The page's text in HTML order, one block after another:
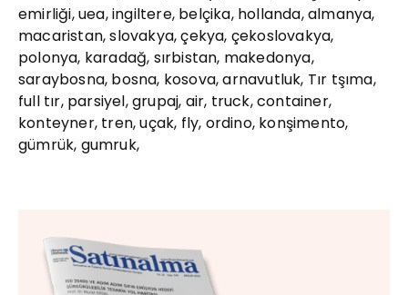
emirliği, uea, ingiltere, belçika, hollanda, almanya,
macaristan, slovakya, çekya, çekoslovakya,
polonya, karadağ, sırbistan, makedonya,
saraybosna, bosna, kosova, arnavutluk, Tır tşıma,
full tır, parsiyel, grupaj, air, truck, container,
konteyner, tren, uçak, fly, ordino, konşimento,
gümrük, gumruk,